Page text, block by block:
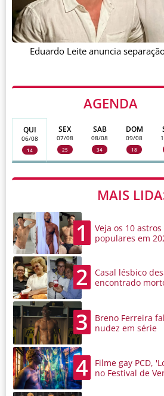
AGENDA
QUI
06/08
14
SEX
07/08
25
SAB
08/08
34
DOM
09/08
18
MAIS
1
Veja os 10
populares em
2
Casal lésbico
encontrado
3
Breno Ferreira
nudez em série
4
Filme gay PCD,
no Festival de
Eduardo Leite anuncia